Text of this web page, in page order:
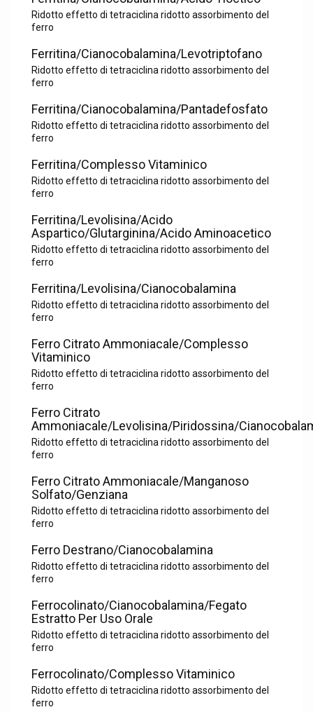
Ridotto effetto di tetraciclina ridotto assorbimento del
ferro
Ferritina/Cianocobalamina/Levotriptofano
Ridotto effetto di tetraciclina ridotto assorbimento del
ferro
Ferritina/Cianocobalamina/Pantadefosfato
Ridotto effetto di tetraciclina ridotto assorbimento del
ferro
Ferritina/Complesso Vitaminico
Ridotto effetto di tetraciclina ridotto assorbimento del
ferro
Ferritina/Levolisina/Acido
Aspartico/Glutarginina/Acido Aminoacetico
Ridotto effetto di tetraciclina ridotto assorbimento del
ferro
Ferritina/Levolisina/Cianocobalamina
Ridotto effetto di tetraciclina ridotto assorbimento del
ferro
Ferro Citrato Ammoniacale/Complesso
Vitaminico
Ridotto effetto di tetraciclina ridotto assorbimento del
ferro
Ferro Citrato
Ammoniacale/Levolisina/Piridossina/
Ridotto effetto di tetraciclina ridotto assorbimento del
ferro
Ferro Citrato Ammoniacale/Manganoso
Solfato/Genziana
Ridotto effetto di tetraciclina ridotto assorbimento del
ferro
Ferro Destrano/Cianocobalamina
Ridotto effetto di tetraciclina ridotto assorbimento del
ferro
Ferrocolinato/Cianocobalamina/Fegato
Estratto Per Uso Orale
Ridotto effetto di tetraciclina ridotto assorbimento del
ferro
Ferrocolinato/Complesso Vitaminico
Ridotto effetto di tetraciclina ridotto assorbimento del
ferro